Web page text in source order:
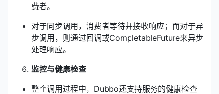
费者。
对于同步调用，消费者等待并接收响应；而对于异
步调用，则通过回调或CompletableFuture来异步
处理响应。
监控与健康检查
整个调用过程中，Dubbo还支持服务的健康检查